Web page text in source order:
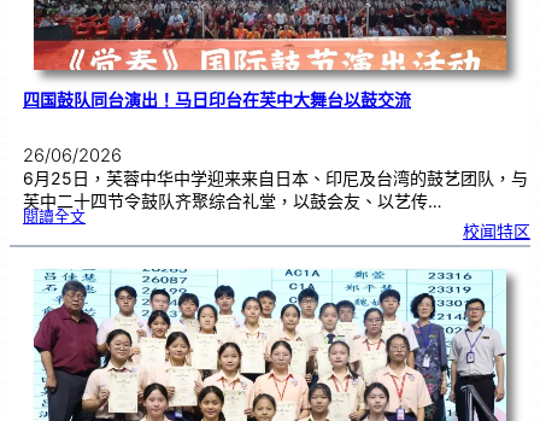
四国鼓队同台演出！马日印台在芙中大舞台以鼓交流
26/06/2026
6月25日，芙蓉中华中学迎来来自日本、印尼及台湾的鼓艺团队，与
芙中二十四节令鼓队齐聚综合礼堂，以鼓会友、以艺传…
閱讀全文:四
鼓
队
台
演
出
！
马
日
印
台
在
芙
中
大
舞
台
以
鼓
交
流
校闻特区